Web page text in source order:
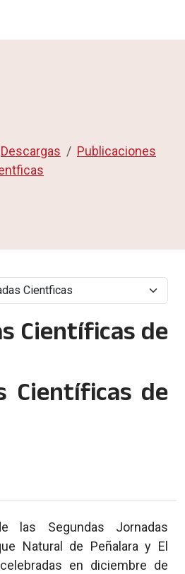
Descargas
Publicaciones
Científicas de
las Segundas Jornadas
Natural de Peñalara y El
en diciembre de